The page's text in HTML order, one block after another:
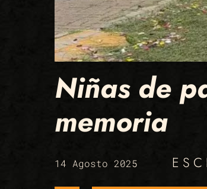
Niñas de
memoria
14 Agosto 2025